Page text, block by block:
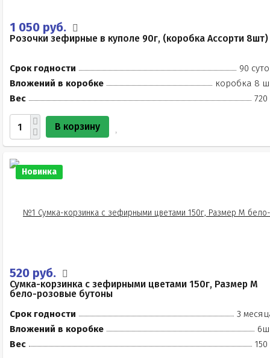
1 050 руб.
Розочки зефирные в куполе 90г, (коробка Ассорти 8шт)
Срок годности
90
Вложений в коробке
коробка 8
Вес
720
В корзину
Новинка
520 руб.
Сумка-корзинка с зефирными цветами 150г, Размер М
бело-розовые бутоны
Срок годности
3
Вложений в коробке
Вес
150